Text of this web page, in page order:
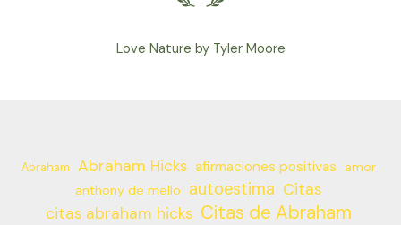
Love Nature by Tyler Moore
Abraham Abraham Hicks afirmaciones positivas
amor
anthony de mello
autoestima Citas
citas abraham hicks Citas de Abraham